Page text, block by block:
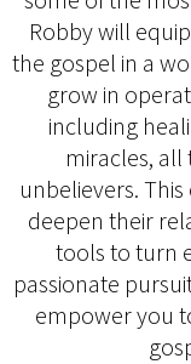
Robby will
the gospel in a
grow in
including
miracles,
unbelievers.
deepen their
tools to turn
passionate
empower you